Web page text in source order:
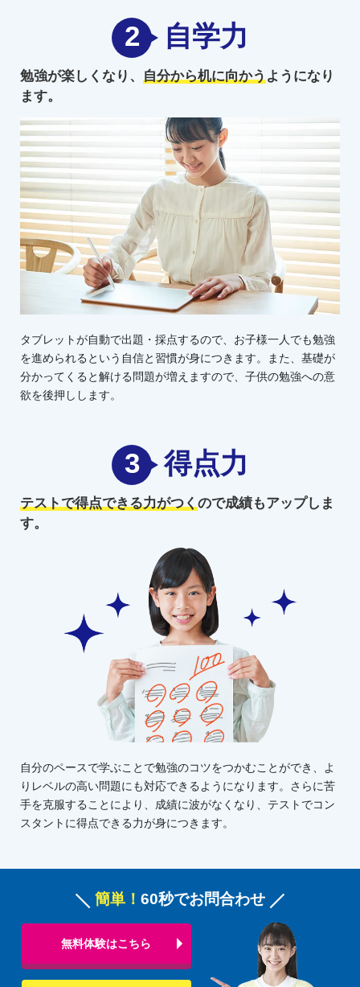
2 自学力
勉強が楽しくなり、 自分から机に向かうようになり
ます。
タブレットが自動で出題・採点するので、お子様一人でも勉強
を進められるという自信と習慣が身につきます。また、基礎が
分かってくると解ける問題が増えますので、子供の勉強への意
欲を後押しします。
3 得点力
テストで得点できる力がつくので成績もアップしま
す。
自分のペースで学ぶことで勉強のコツをつかむことができ、よ
りレベルの高い問題にも対応できるようになります。さらに苦
手を克服することにより、成績に波がなくなり、テストでコン
スタントに得点できる力が身につきます。
簡単！ 60秒でお問合わせ
無料体験はこちら